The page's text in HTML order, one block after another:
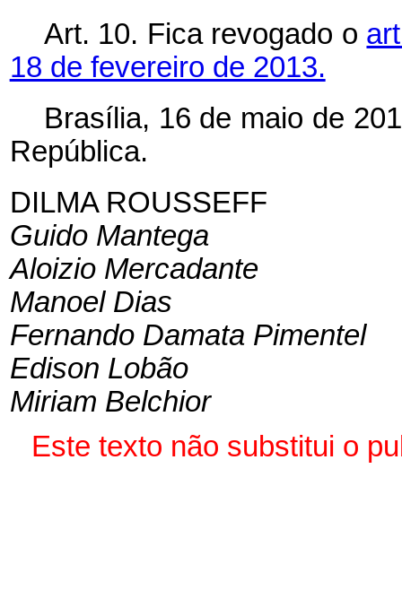
Art. 10. Fica revogado o
18 de fevereiro de 2013.
Brasília, 16 de maio de
República.
DILMA ROUSSEFF
Guido Mantega
Aloizio Mercadante
Manoel Dias
Fernando Damata Pimentel
Edison Lobão
Miriam Belchior
Este texto não substitui o